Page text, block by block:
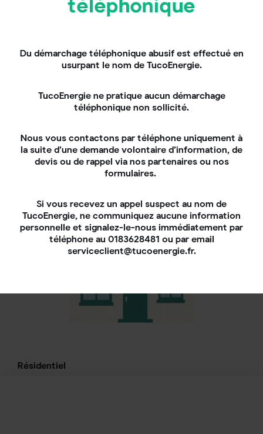
résidentiel, la solution intègre la conformité réglementaire au
rénovation énergétique.
Résidentiel
téléphonique
Du démarchage téléphonique abusif est effectué en
usurpant le nom de TucoEnergie.
TucoEnergie ne pratique aucun démarchage
téléphonique non sollicité.
Nous vous contactons par téléphone uniquement à
la suite d’une demande volontaire d’information, de
devis ou de rappel via nos partenaires ou nos
formulaires.
Si vous recevez un appel suspect au nom de
TucoEnergie, ne communiquez aucune information
personnelle et signalez-le-nous immédiatement par
téléphone au 0183628481 ou par email
serviceclient@tucoenergie.fr.